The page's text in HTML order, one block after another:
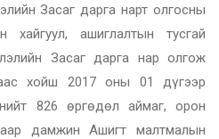
Засаг дарга нарт олгосны
ашиглалтын тусгай
Засаг дарга нар олгож
хойш 2017 оны 01 дүгээр
826 өргөдөл аймаг, орон
дамжин Ашигт малтмалын